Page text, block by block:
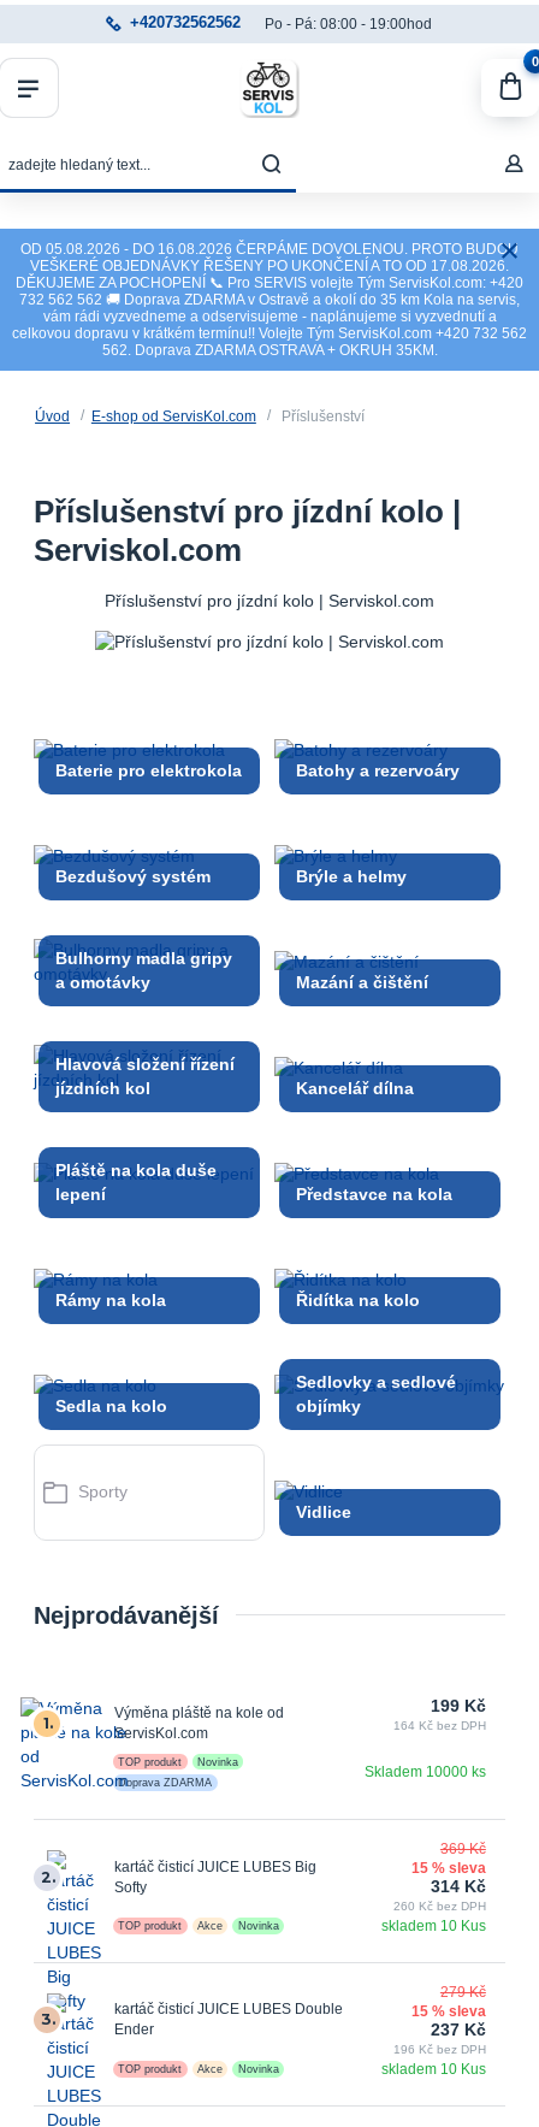
OD 05.08.2026 - DO 16.08.2026 ČERPÁME DOVOLENOU. PROTO BUDOU
VEŠKERÉ OBJEDNÁVKY ŘEŠENY PO UKONČENÍ A TO OD 17.08.2026.
DĚKUJEME ZA POCHOPENÍ 📞 Pro SERVIS volejte Tým ServisKol.com: +420
732 562 562 🚚 Doprava ZDARMA v Ostravě a okolí do 35 km Kola na servis,
vám rádi vyzvedneme a odservisujeme - naplánujeme si vyzvednutí a
celkovou dopravu v krátkém termínu!! Volejte Tým ServisKol.com +420 732 562
562. Doprava ZDARMA OSTRAVA + OKRUH 35KM.
+420732562562 Po - Pá: 08:00 - 19:00hod
0
Úvod E-shop od ServisKol.com Příslušenství
Příslušenství pro jízdní kolo |
Serviskol.com
Příslušenství pro jízdní kolo | Serviskol.com
Baterie pro elektrokola Batohy a rezervoáry
Bezdušový systém Brýle a helmy
Bulhorny madla gripy
a omotávky
Mazání a čištění
Hlavová složení řízení
jízdních kol
Kancelář dílna
Pláště na kola duše
lepení
Představce na kola
Rámy na kola Řidítka na kolo
Sedla na kolo
Sedlovky a sedlové
objímky
Sporty
Vidlice
Nejprodávanější
1.
Výměna pláště na kole od
ServisKol.com
Skladem 10000 ks
TOP produkt
Novinka
Doprava ZDARMA
199 Kč
164 Kč bez DPH
2.
kartáč čisticí JUICE LUBES Big
Softy
skladem 10 Kus
TOP produkt Akce Novinka
369 Kč
15 % sleva
314 Kč
260 Kč bez DPH
3.
kartáč čisticí JUICE LUBES Double
Ender
skladem 10 Kus
TOP produkt Akce Novinka
279 Kč
15 % sleva
237 Kč
196 Kč bez DPH